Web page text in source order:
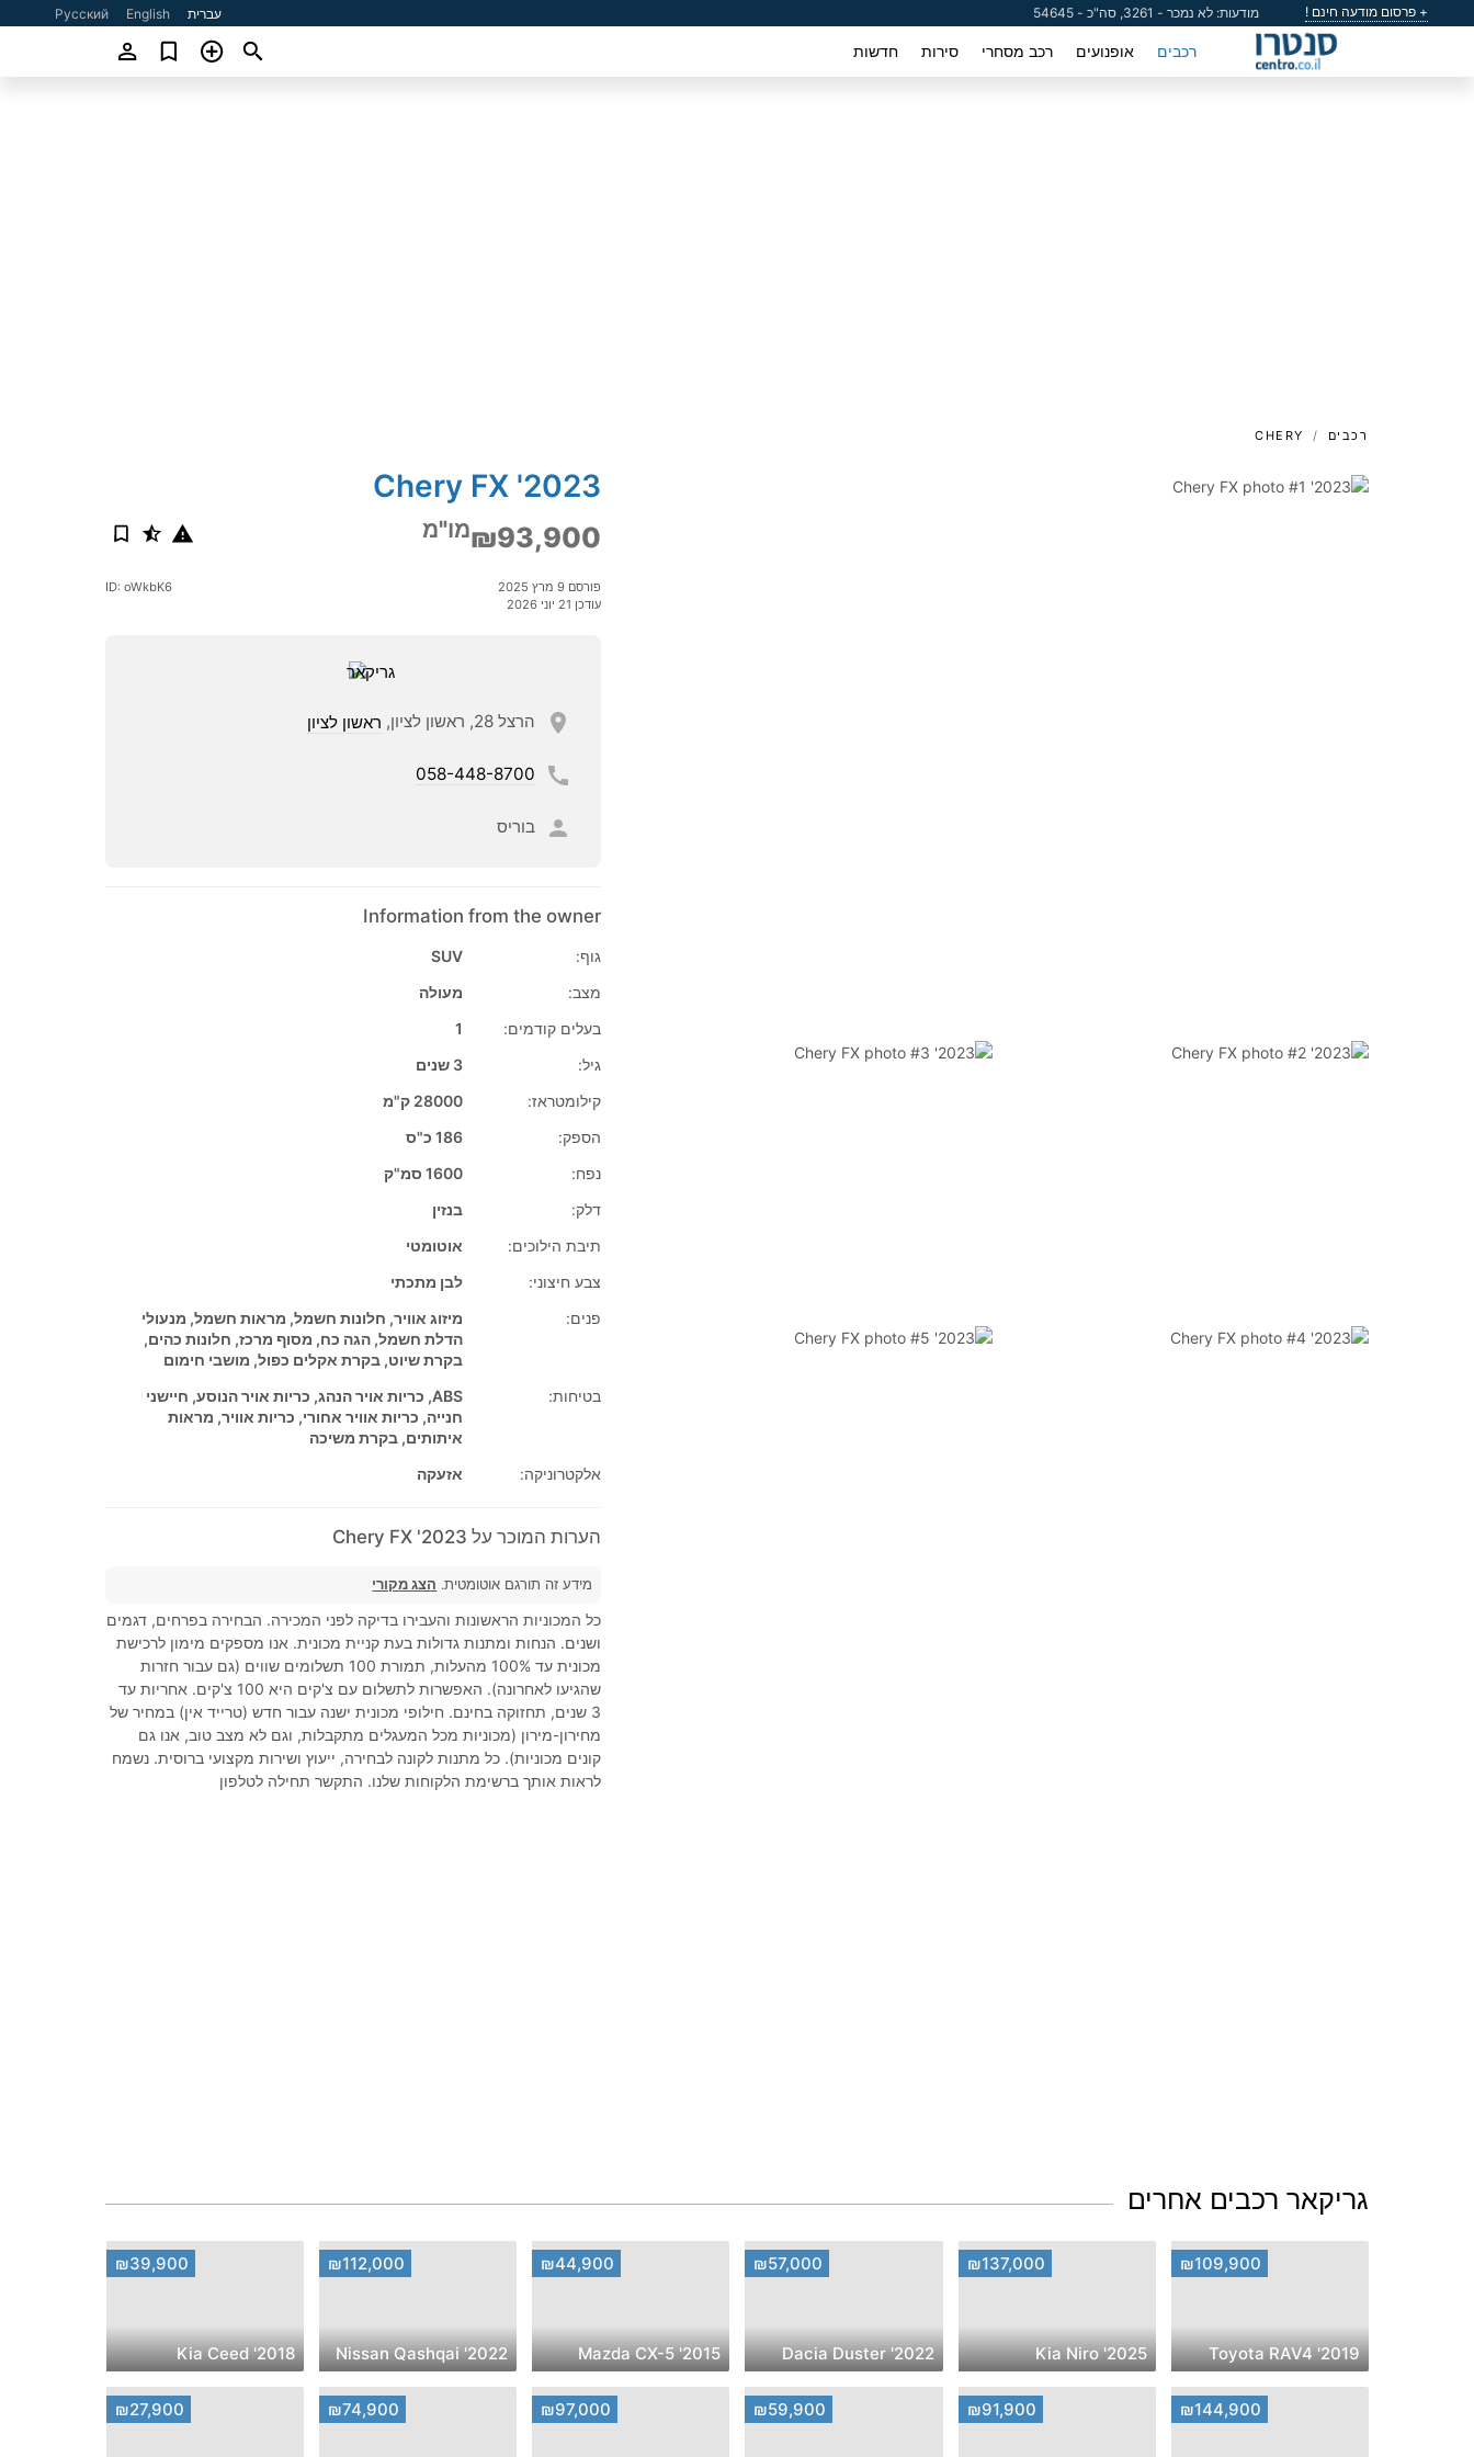
+ פרסום מודעה חינם ! מודעות: לא נמכר - 3261, סה"כ - 54645 עברית English
Русский
רכבים אופנועים רכב מסחרי סירות חדשות
רכבים CHERY
2023' Chery FX
₪93,900מו"מ
פורסם 9 מרץ 2025
עודכן 21 יוני 2026
ID: oWkbK6
הרצל 28, ראשון לציון, ראשון לציון
058-448-8700
בוריס
Information from the owner
גוף:
SUV
מצב:
מעולה
בעלים קודמים:
1
גיל:
3 שנים
קילומטראז:
28000 ק"מ
הספק:
186 כ"ס
נפח:
1600 סמ"ק
דלק:
בנזין
תיבת הילוכים:
אוטומטי
צבע חיצוני:
לבן מתכתי
פנים:
מיזוג אוויר, חלונות חשמל, מראות חשמל, מנעולי
הדלת חשמל, הגה כח, מסוף מרכז, חלונות כהים,
בקרת שיוט, בקרת אקלים כפול, מושבי חימום
בטיחות:
ABS, כריות אויר הנהג, כריות אויר הנוסע, חיישני
חנייה, כריות אוויר אחורי, כריות אוויר, מראות
איתותים, בקרת משיכה
אלקטרוניקה:
אזעקה
הערות המוכר על 2023' Chery FX
מידע זה תורגם אוטומטית. הצג מקורי
כל המכוניות הראשונות והעבירו בדיקה לפני המכירה. הבחירה בפרחים, דגמים
ושנים. הנחות ומתנות גדולות בעת קניית מכונית. אנו מספקים מימון לרכישת
מכונית עד 100% מהעלות, תמורת 100 תשלומים שווים (גם עבור חזרות
שהגיעו לאחרונה). האפשרות לתשלום עם צ'קים היא 100 צ'קים. אחריות עד
3 שנים, תחזוקה בחינם. חילופי מכונית ישנה עבור חדש (טרייד אין) במחיר של
מחירון-מירון (מכוניות מכל המעגלים מתקבלות, וגם לא מצב טוב, אנו גם
קונים מכוניות). כל מתנות לקונה לבחירה, ייעוץ ושירות מקצועי ברוסית. נשמח
לראות אותך ברשימת הלקוחות שלנו. התקשר תחילה לטלפון
גריקאר רכבים אחרים
₪109,900
2019' Toyota RAV4
₪137,000
2025' Kia Niro
₪57,000
2022' Dacia Duster
₪44,900
2015' Mazda CX-5
₪112,000
2022' Nissan Qashqai
₪39,900
2018' Kia Ceed
₪144,900
₪91,900
₪59,900
₪97,000
₪74,900
₪27,900